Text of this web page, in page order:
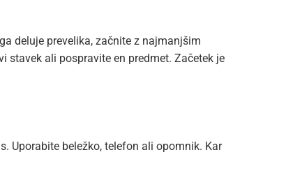
deluje prevelika, začnite z najmanjšim
stavek ali pospravite en predmet. Začetek je
Uporabite beležko, telefon ali opomnik. Kar